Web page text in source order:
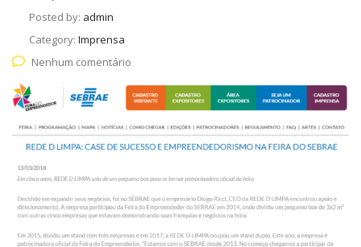
Posted by: admin
Category: Imprensa
Nenhum comentário